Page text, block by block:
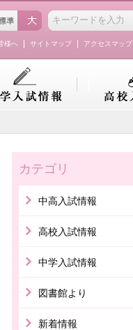
アクセスマップ
サイトマップ
様へ
カテゴリ
中高入試情報
高校入試情報
中学入試情報
図書館より
新着情報